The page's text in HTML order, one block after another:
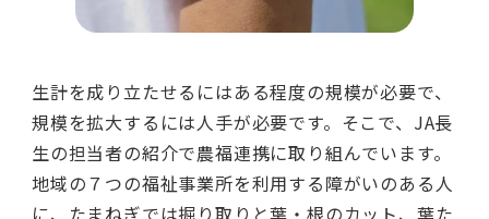
生計を成り立たせるにはある程度の規模が必要で、
規模を拡大するには人手が必要です。そこで、JA長
生の担当者の紹介で農福連携に取り組んでいます。
地域の７つの福祉事業所を利用する障がいのある人